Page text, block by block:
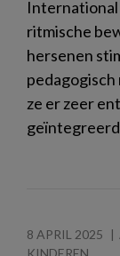
ritmische
hersenen
ze er zeer
8 APRIL 2025
KINDEREN